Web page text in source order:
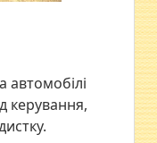
керування,